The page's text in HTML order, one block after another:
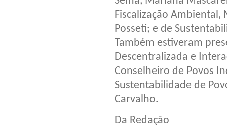
Fiscalização Ambiental,
Posseti; e de
Também estiveram
Descentralizada e
Conselheiro de Povos
Sustentabilidade de
Carvalho.
Da Redação